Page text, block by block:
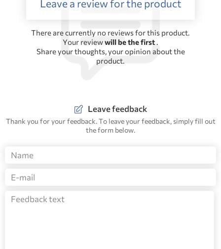
Leave a review for the product
There are currently no reviews for this product.
Your reviewwill be the first .
Share your thoughts, your opinion about the
product.
Leave feedback
Thank you for your feedback. To leave your feedback, simply fill out
the form below.